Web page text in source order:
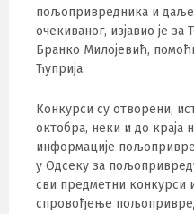
пољопривредника и даље
очекиваног, изјавио је
Бранко Милојевић,
Ћуприја.
Конкурси су отворени,
октобра, неки и до краја
информације
у Одсеку за
сви предметни конкурси
спровођење